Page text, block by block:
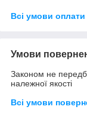
Всі умови оплати
Умови
Законом не
належної якості
Всі умови